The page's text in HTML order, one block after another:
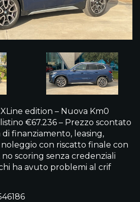
edition – Nuova Km0
€67.236 – Prezzo scontato
di finanziamento, leasing,
con riscatto finale con
scoring senza credenziali
ha avuto problemi al crif